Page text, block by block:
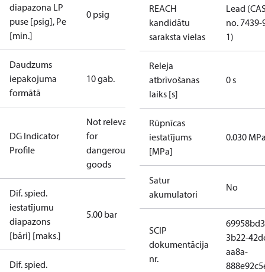
diapazona LP
puse [psig], Pe
[min.]
0 psig
Daudzums
iepakojuma
formātā
10 gab.
DG Indicator
Profile
Not relevant
for
dangerous
goods
Dif. spied.
iestatījumu
diapazons
[bāri] [maks.]
5.00 bar
Dif. spied.
REACH
kandidātu
saraksta vielas
Lead
no. 7439-
1)
Releja
atbrīvošanas
laiks [s]
0 s
Rūpnīcas
iestatījums
[MPa]
0.030
Satur
akumulatori
No
SCIP
dokumentācija
nr.
3b22-
aa8a-